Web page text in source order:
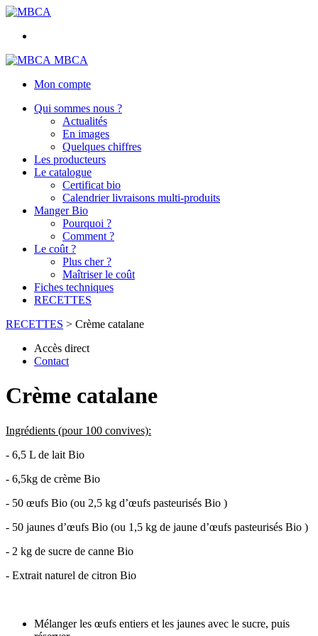
MBCA
Mon compte
Qui sommes nous ?
Actualités
En images
Quelques chiffres
Les producteurs
Le catalogue
Certificat bio
Calendrier livraisons multi-produits
Manger Bio
Pourquoi ?
Comment ?
Le coût ?
Plus cher ?
Maîtriser le coût
Fiches techniques
RECETTES
RECETTES > Crème catalane
Accès direct
Contact
Crème catalane
Ingrédients (pour 100 convives):
- 6,5 L de lait Bio
- 6,5kg de crème Bio
- 50 œufs Bio (ou 2,5 kg d’œufs pasteurisés Bio )
- 50 jaunes d’œufs Bio (ou 1,5 kg de jaune d’œufs pasteurisés Bio )
- 2 kg de sucre de canne Bio
- Extrait naturel de citron Bio
Mélanger les œufs entiers et les jaunes avec le sucre, puis